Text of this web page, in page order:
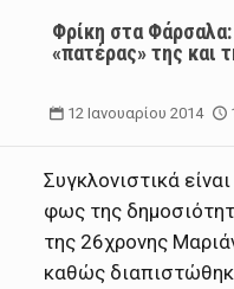
Φρίκη στα Φάρσαλα:
«πατέρας» της και
12 Ιανουαρίου 2014
Συγκλονιστικά
φως της
της 26χρονης
καθώς